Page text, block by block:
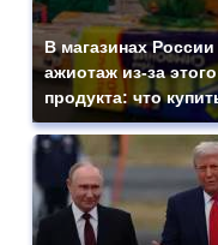
В магазинах России
ажиотаж из-за этого
продукта: что